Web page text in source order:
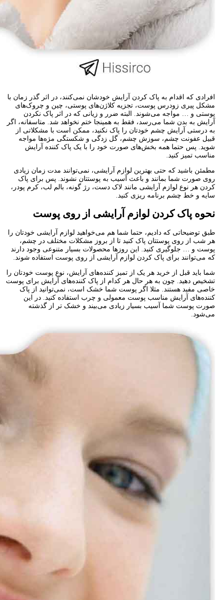
افرادی که اقدام به پاک کردن آرایش خودشان نمی‌کنند، در اثر گذر زمان با
مشکل پیری زودرس پوست، تجزیه کلاژن‌های پوستی، چین و چروک‌های
پوستی و … مواجه می‌شوند. البته ضرر و زیانی که در اثر پاک نکردن
آرایش به بدن شما می‌رسد، فقط به همینجا ختم نخواهد شد. متاسفانه، اگر
به درستی آرایش چشم خودتان را پاک نکنید، ممکن است با مشکلاتی از
قبیل عفونت چشم، سوزش چشم، گل زدگی و شکستگی مژه‌ها مواجه
شوید. پس حتما همه بخش‌های صورت خود را با یک پاک کننده آرایش
مناسب تمیز کنید.
مطمئن باشید که حتی بهترین لوازم آرایشی، نمی‌توانند مدت زمان زیادی
روی صورت شما بمانند و باعث آسیب به پوستتان نشوند. پس برای پاک
کردن هر نوع لوازم آرایشی مانند لاک دست، رژ گونه، بالم لب، کرم پودر،
سایه و خط چشم برنامه ریزی کنید.
نحوه پاک کردن لوازم آرایشی از روی پوست
طبق توضیحاتی که دادیم، حتما شما هم می‌خواهید لوازم آرایشی خودتان را
هر شب از روی پوستتان پاک کنید تا از بروز مشکلات مختلف در چشم،
پوست و … جلوگیری کنید. این روزها محصولات بسیار متنوعی وجود دارند
که می‌توانند برای پاک کردن لوازم آرایشی از روی پوست استفاده شوند.
شما باید قبل از خرید هر یک از تمیز کننده‌های آرایش، نوع پوست خودتان را
تشخیص دهید. چون به هر حال هر کدام از پاک کننده‌های آرایش برای پوست
خاصی مفید هستند. مثلا اگر پوست شما خشک است، نمی‌توانید از پاک
کننده‌های آرایش مناسب پوست معمولی و چرب استفاده کنید. در این
صورت پوست شما آسیب بسیار زیادی می‌بیند و خشک تر از گذشته
می‌شود.